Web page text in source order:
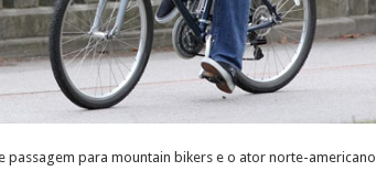
para mountain bikers e o ator norte-americano